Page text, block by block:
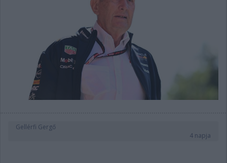
Gellérfi Gergő
4 napja